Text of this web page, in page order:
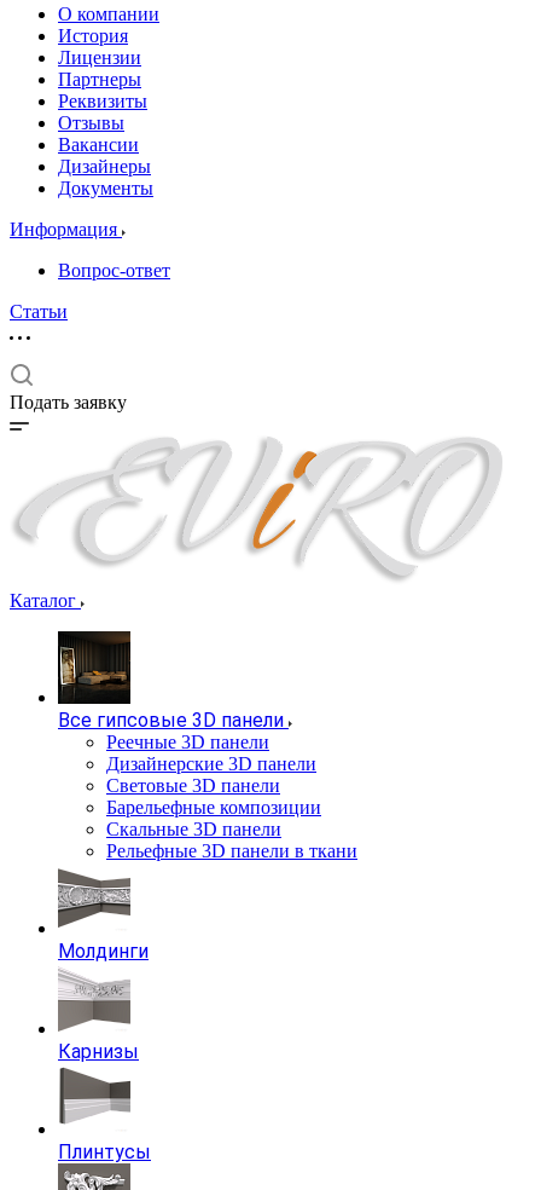
О компании
История
Лицензии
Партнеры
Реквизиты
Отзывы
Вакансии
Дизайнеры
Документы
Информация
Вопрос-ответ
Статьи
Подать заявку
Каталог
Все гипсовые 3D панели
Реечные 3D панели
Дизайнерские 3D панели
Световые 3D панели
Барельефные композиции
Скальные 3D панели
Рельефные 3D панели в ткани
Молдинги
Карнизы
Плинтусы